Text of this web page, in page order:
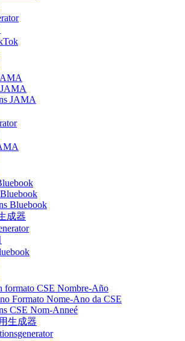
JAMA
JAMA
Bluebook
成器
formato CSE Nombre-Año
Formato Nome-Ano da CSE
CSE Nom-Anneé
生成器